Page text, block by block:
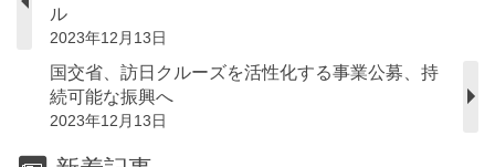
ル
2023年12月13日
国交省、訪日クルーズを活性化する事業公募、持
続可能な振興へ
2023年12月13日